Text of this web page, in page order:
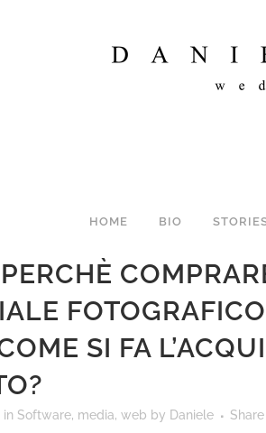
HOME BIO
PERCHÈ
SI FA
in Software, media, web by Daniele Share